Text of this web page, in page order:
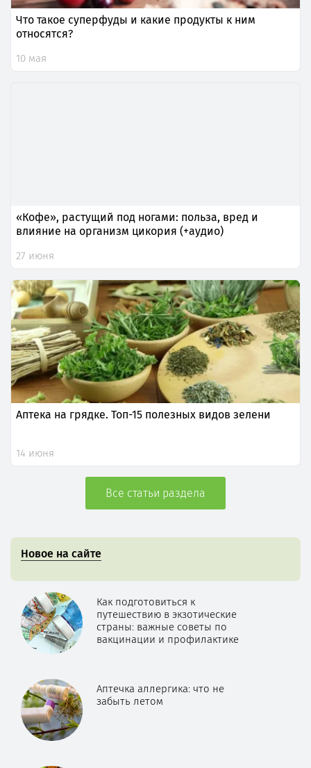
Что такое суперфуды и какие продукты к ним
относятся?
10 мая
«Кофе», растущий под ногами: польза, вред и
влияние на организм цикория (+аудио)
27 июня
Аптека на грядке. Топ-15 полезных видов зелени
14 июня
Все статьи раздела
Новое на сайте
Как подготовиться к
путешествию в экзотические
страны: важные советы по
вакцинации и профилактике
Аптечка аллергика: что не
забыть летом